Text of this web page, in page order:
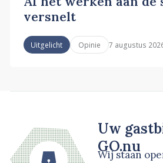
versnelt
Uitgelicht Opinie 7 augustus
Uw
GO.nu
Wij staan